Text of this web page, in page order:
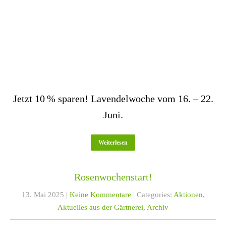
Jetzt 10 % sparen! Lavendelwoche vom 16. – 22.
Juni.
Weiterlesen
Rosenwochenstart!
13. Mai 2025 | Keine Kommentare | Categories: Aktionen,
Aktuelles aus der Gärtnerei, Archiv